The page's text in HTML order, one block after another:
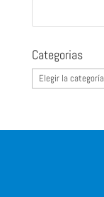
Categorias
Categorias